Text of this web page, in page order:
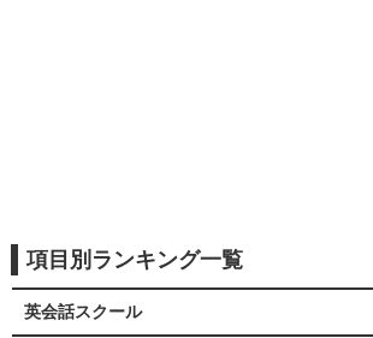
項目別ランキング一覧
英会話スクール